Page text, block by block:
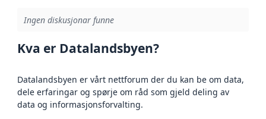
Ingen diskusjonar funne
Kva er Datalandsbyen?
Datalandsbyen er vårt nettforum der du kan be om data,
dele erfaringar og spørje om råd som gjeld deling av
data og informasjonsforvalting.